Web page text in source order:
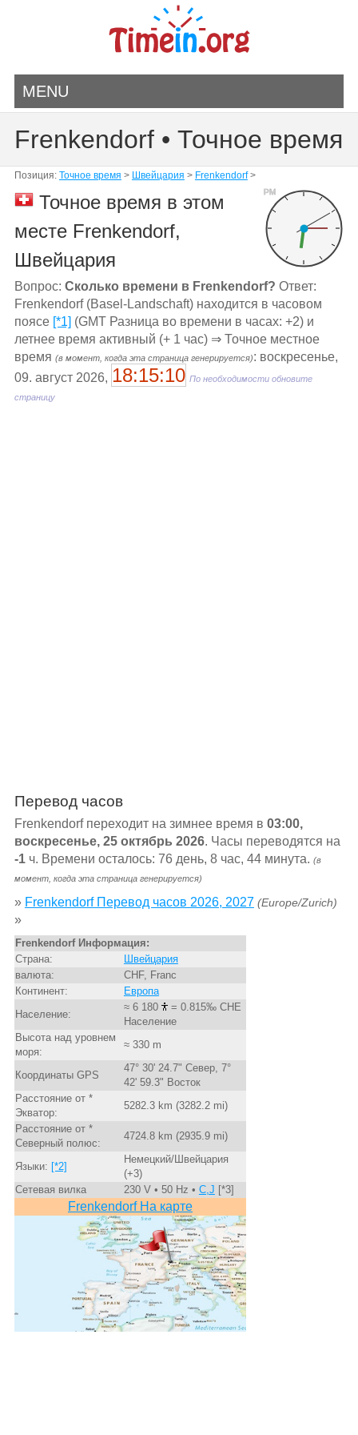
MENU
Frenkendorf • Точное время
Позиция: Точное время > Швейцария > Frenkendorf>
PM
Точное время в этом
месте Frenkendorf,
Швейцария
Вопрос: Сколько времени в Frenkendorf? Ответ:
Frenkendorf (Basel-Landschaft) находится в часовом
поясе [*1] (GMT Разница во времени в часах: +2) и
летнее время активный (+ 1 час) ⇒ Точное местное
время (в момент, когда эта страница генерируется): воскресенье,
09. август 2026, 18:15:10 По необходимости обновите
страницу
Перевод часов
Frenkendorf переходит на зимнее время в 03:00,
воскресенье, 25 октябрь 2026. Часы переводятся на
-1ч. Времени осталось: 76 день, 8 час, 44 минута. (в
момент, когда эта страница генерируется)
» Frenkendorf Перевод часов 2026, 2027 (Europe/Zurich)
»
Frenkendorf Информация:
Страна:
Швейцария
валюта:
CHF, Franc
Континент:
Европа
Население:
≈ 6 180
= 0.815‰ CHE
Население
Высота над уровнем
моря:
≈ 330 m
Координаты GPS
47° 30' 24.7" Север, 7°
42' 59.3" Восток
Расстояние от *
Экватор:
5282.3 km (3282.2 mi)
Расстояние от *
Северный полюс:
4724.8 km (2935.9 mi)
Языки: [*2]
Немецкий/Швейцария
(+3)
Сетевая вилка
230 V • 50 Hz • C,J [*3]
Frenkendorf На карте